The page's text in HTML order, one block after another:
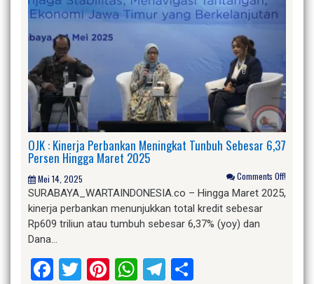
OJK : Kinerja Perbankan Meningkat Tunbuh Sebesar 6,37
Persen Hingga Maret 2025
Mei 14, 2025 Comments Off!
SURABAYA_WARTAINDONESIA.co – Hingga Maret 2025,
kinerja perbankan menunjukkan total kredit sebesar
Rp609 triliun atau tumbuh sebesar 6,37% (yoy) dan
Dana…
Facebook
Twitter
Pinterest
WhatsApp
Telegram